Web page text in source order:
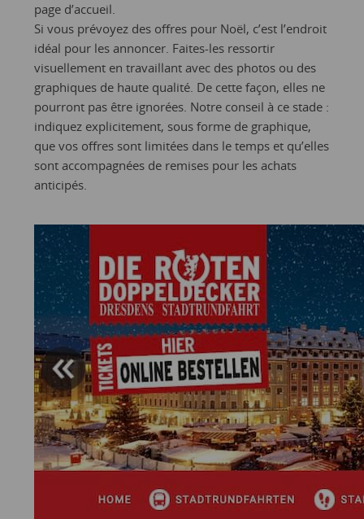
page d’accueil.
Si vous prévoyez des offres pour Noël, c’est l’endroit
idéal pour les annoncer. Faites-les ressortir
visuellement en travaillant avec des photos ou des
graphiques de haute qualité. De cette façon, elles ne
pourront pas être ignorées. Notre conseil à ce stade :
indiquez explicitement, sous forme de graphique,
que vos offres sont limitées dans le temps et qu’elles
sont accompagnées de remises pour les achats
anticipés.